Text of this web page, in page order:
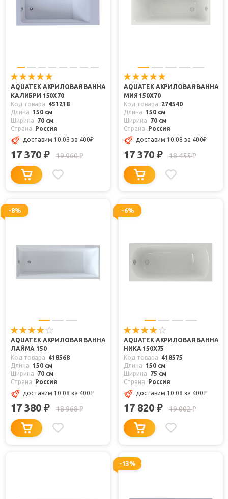
AQUATEK АКРИЛОВАЯ ВАННА
КАЛИБРИ 150X70
Код товара
451218
Длина
150 см
Ширина
70 см
Страна
Россия
доставим 10.08 за 400₽
17 370 ₽ 19 960₽
AQUATEK АКРИЛОВАЯ ВАННА
МИЯ 150X70
Код товара
274540
Длина
150 см
Ширина
70 см
Страна
Россия
доставим 10.08 за 400₽
17 370 ₽ 18 455₽
-8%
AQUATEK АКРИЛОВАЯ ВАННА
ЛАЙМА 150
Код товара
418568
Длина
150 см
Ширина
70 см
Страна
Россия
доставим 10.08 за 400₽
17 380 ₽ 18 968₽
-6%
AQUATEK АКРИЛОВАЯ ВАННА
НИКА 150X75
Код товара
418575
Длина
150 см
Ширина
75 см
Страна
Россия
доставим 10.08 за 400₽
17 820 ₽ 19 002₽
-13%